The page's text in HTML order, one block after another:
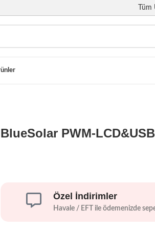
BlueSolar PWM-
Özel İndirimler
Havale / EFT ile ödemenizde